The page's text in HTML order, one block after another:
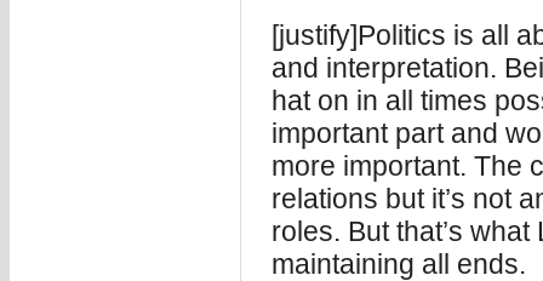
[justify]Politics is all
and interpretation.
hat on in all times
important part and
more important. The
relations but it’s not
roles. But that’s
maintaining all ends.